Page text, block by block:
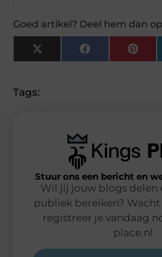
Goed artikel? Deel hem dan
X
(Twitter)
Facebook
Tags:
Stuur ons een bericht en
Wil jij jouw blogs delen
publiek bereiken?
registreer je vandaag
place.nl